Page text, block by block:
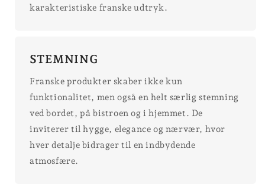
karakteristiske franske udtryk.
STEMNING
Franske produkter skaber ikke kun
funktionalitet, men også en helt særlig stemning
ved bordet, på bistroen og i hjemmet. De
inviterer til hygge, elegance og nærvær, hvor
hver detalje bidrager til en indbydende
atmosfære.